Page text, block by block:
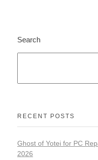
Search
RECENT POSTS
Ghost of Yotei for PC
2026